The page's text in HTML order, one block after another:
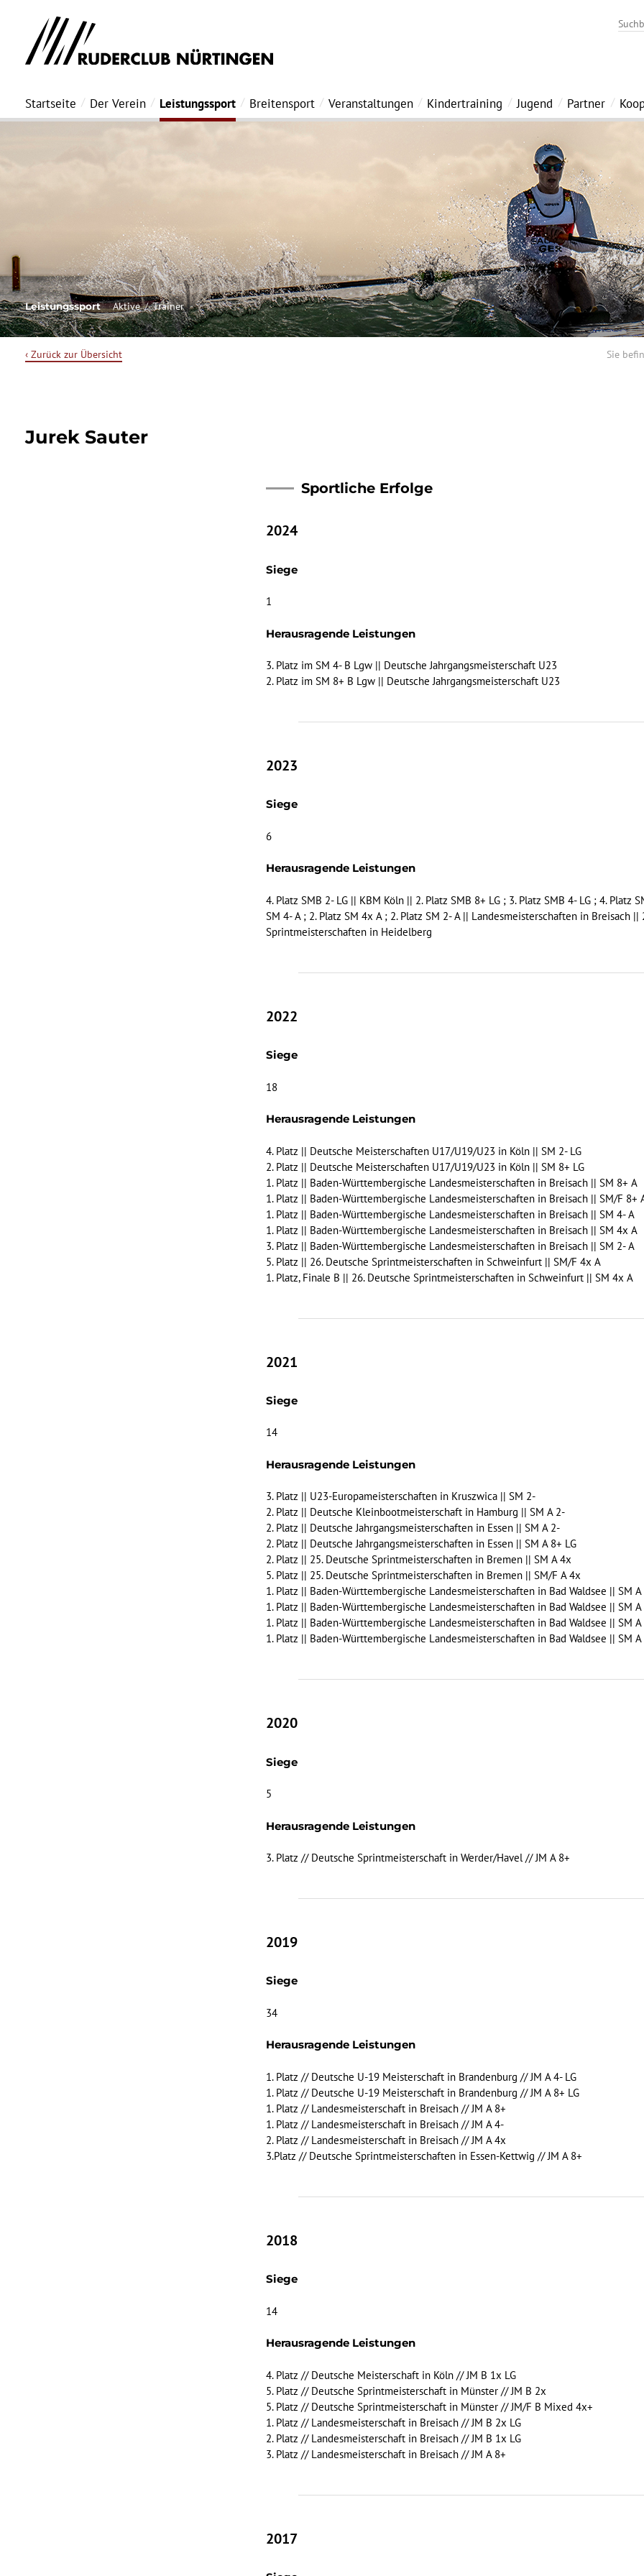
Startseite Der Verein Leistungssport Breitensport Veranstaltungen Kindertraining Jugend Partner
Leistungssport Aktive Trainer
‹ Zurück zur Übersicht Sie
Jurek Sauter
Sportliche Erfolge
2024
Siege
1
Herausragende Leistungen
3. Platz im SM 4- B Lgw || Deutsche Jahrgangsmeisterschaft U23
2. Platz im SM 8+ B Lgw || Deutsche Jahrgangsmeisterschaft U23
2023
Siege
6
Herausragende Leistungen
4. Platz SMB 2- LG || KBM Köln || 2. Platz SMB 8+ LG ; 3. Platz SMB 4- LG ; 4.
SM 4- A ; 2. Platz SM 4x A ; 2. Platz SM 2- A || Landesmeisterschaften in Breisach
Sprintmeisterschaften in Heidelberg
2022
Siege
18
Herausragende Leistungen
4. Platz || Deutsche Meisterschaften U17/U19/U23 in Köln || SM 2- LG
2. Platz || Deutsche Meisterschaften U17/U19/U23 in Köln || SM 8+ LG
1. Platz || Baden-Württembergische Landesmeisterschaften in Breisach || SM 8+ A
1. Platz || Baden-Württembergische Landesmeisterschaften in Breisach || SM/F 8+
1. Platz || Baden-Württembergische Landesmeisterschaften in Breisach || SM 4- A
1. Platz || Baden-Württembergische Landesmeisterschaften in Breisach || SM 4x A
3. Platz || Baden-Württembergische Landesmeisterschaften in Breisach || SM 2- A
5. Platz || 26. Deutsche Sprintmeisterschaften in Schweinfurt || SM/F 4x A
1. Platz, Finale B || 26. Deutsche Sprintmeisterschaften in Schweinfurt || SM 4x A
2021
Siege
14
Herausragende Leistungen
3. Platz || U23-Europameisterschaften in Kruszwica || SM 2-
2. Platz || Deutsche Kleinbootmeisterschaft in Hamburg || SM A 2-
2. Platz || Deutsche Jahrgangsmeisterschaften in Essen || SM A 2-
2. Platz || Deutsche Jahrgangsmeisterschaften in Essen || SM A 8+ LG
2. Platz || 25. Deutsche Sprintmeisterschaften in Bremen || SM A 4x
5. Platz || 25. Deutsche Sprintmeisterschaften in Bremen || SM/F A 4x
1. Platz || Baden-Württembergische Landesmeisterschaften in Bad Waldsee || SM A
1. Platz || Baden-Württembergische Landesmeisterschaften in Bad Waldsee || SM A
1. Platz || Baden-Württembergische Landesmeisterschaften in Bad Waldsee || SM A
1. Platz || Baden-Württembergische Landesmeisterschaften in Bad Waldsee || SM A
2020
Siege
5
Herausragende Leistungen
3. Platz // Deutsche Sprintmeisterschaft in Werder/Havel // JM A 8+
2019
Siege
34
Herausragende Leistungen
1. Platz // Deutsche U-19 Meisterschaft in Brandenburg // JM A 4- LG
1. Platz // Deutsche U-19 Meisterschaft in Brandenburg // JM A 8+ LG
1. Platz // Landesmeisterschaft in Breisach // JM A 8+
1. Platz // Landesmeisterschaft in Breisach // JM A 4-
2. Platz // Landesmeisterschaft in Breisach // JM A 4x
3.Platz // Deutsche Sprintmeisterschaften in Essen-Kettwig // JM A 8+
2018
Siege
14
Herausragende Leistungen
4. Platz // Deutsche Meisterschaft in Köln // JM B 1x LG
5. Platz // Deutsche Sprintmeisterschaft in Münster // JM B 2x
5. Platz // Deutsche Sprintmeisterschaft in Münster // JM/F B Mixed 4x+
1. Platz // Landesmeisterschaft in Breisach // JM B 2x LG
2. Platz // Landesmeisterschaft in Breisach // JM B 1x LG
3. Platz // Landesmeisterschaft in Breisach // JM A 8+
2017